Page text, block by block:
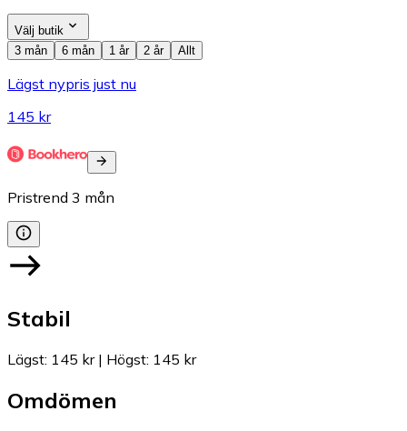
Välj butik
3 mån
6 mån 1 år 2 år Allt
Lägst nypris just nu
145 kr
Pristrend 3 mån
Stabil
Lägst: 145 kr| Högst: 145 kr
Omdömen